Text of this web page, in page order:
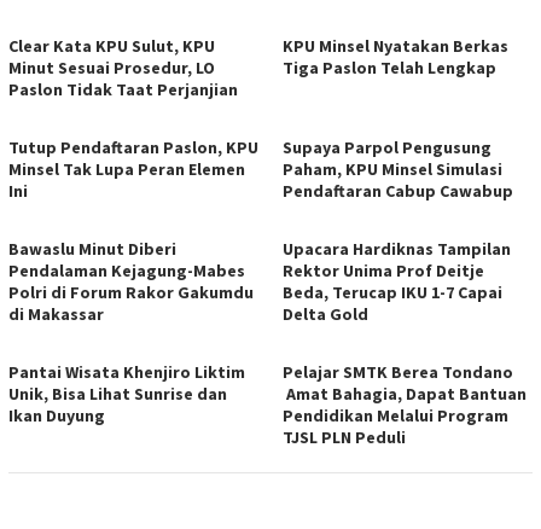
Clear Kata KPU Sulut, KPU
Minut Sesuai Prosedur, LO
Paslon Tidak Taat Perjanjian
KPU Minsel Nyatakan Berkas
Tiga Paslon Telah Lengkap
Tutup Pendaftaran Paslon, KPU
Minsel Tak Lupa Peran Elemen
Ini
Supaya Parpol Pengusung
Paham, KPU Minsel Simulasi
Pendaftaran Cabup Cawabup
Bawaslu Minut Diberi
Pendalaman Kejagung-Mabes
Polri di Forum Rakor Gakumdu
di Makassar
Upacara Hardiknas Tampilan
Rektor Unima Prof Deitje
Beda, Terucap IKU 1-7 Capai
Delta Gold
Pantai Wisata Khenjiro Liktim
Unik, Bisa Lihat Sunrise dan
Ikan Duyung
Pelajar SMTK Berea Tondano
Amat Bahagia, Dapat Bantuan
Pendidikan Melalui Program
TJSL PLN Peduli